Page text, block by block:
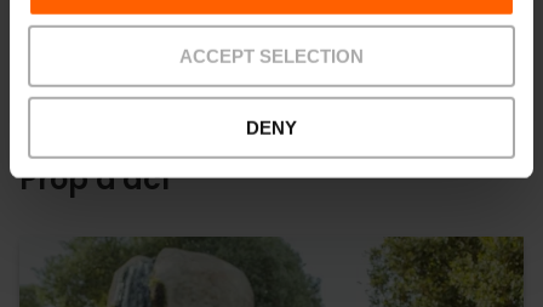
ACCEPT SELECTION
DENY
Prop d'ací